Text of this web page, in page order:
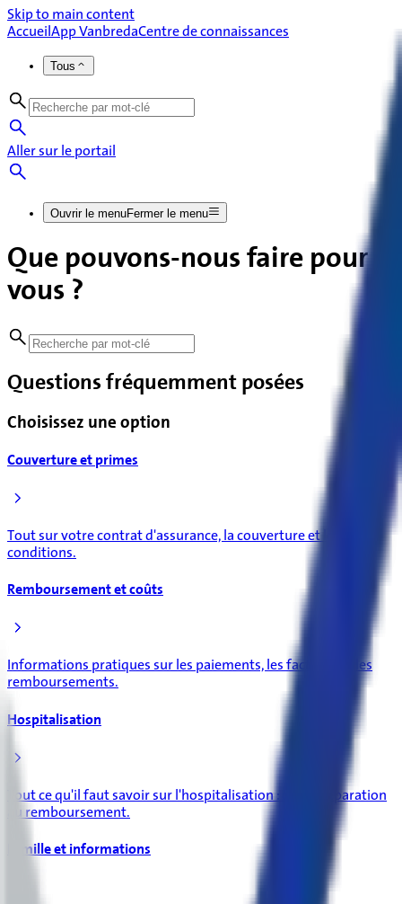
Skip to main content
Accueil App VanbredaCentre de connaissances
Tous
Aller sur le portail
Ouvrir le menuFermer le menu
Que pouvons-nous faire pour
vous ?
Questions fréquemment posées
Choisissez une option
Couverture et primes
Tout sur votre contrat d'assurance, la couverture et les
conditions.
Remboursement et coûts
Informations pratiques sur les paiements, les factures et les
remboursements.
Hospitalisation
Tout ce qu'il faut savoir sur l'hospitalisation : de la préparation
au remboursement.
Famille et informations